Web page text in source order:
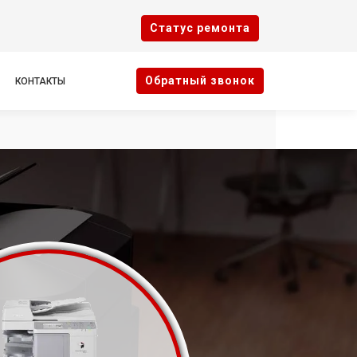
Cтатус ремонта
КОНТАКТЫ Oбратный звонок